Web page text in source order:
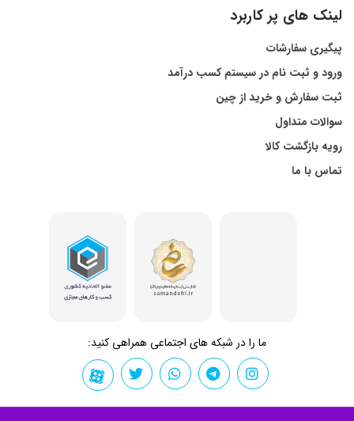
لینک های پر کاربرد
پیگیری سفارشات
ورود و ثبت نام در سیستم کسب درآمد
ثبت سفارش و خرید از چین
سوالات متداول
رویه بازگشت کالا
تماس با ما
ما را در شبکه های اجتماعی همراهی کنید: